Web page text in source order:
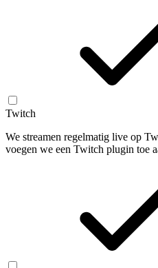
Twitch
We streamen regelmatig live op
voegen we een Twitch plugin toe